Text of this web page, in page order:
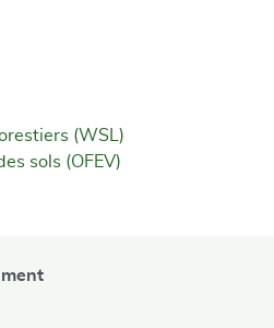
(WSL)
sols (OFEV)